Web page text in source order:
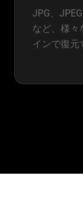
JPG、
など、様々
インで復元